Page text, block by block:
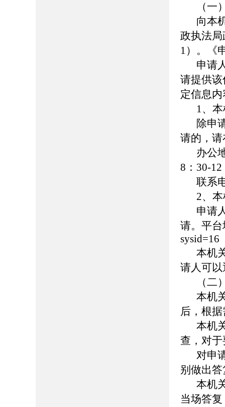
（一
向本
政执法
1）。《
申请
请提供
定信息
1、
除申
请的，
办公
8：30-
联
2、
申请
请。平台
sysid=16
本机
请人可
（二
本机
后，根
本机
查，对
对申
别做出
本机
当场答